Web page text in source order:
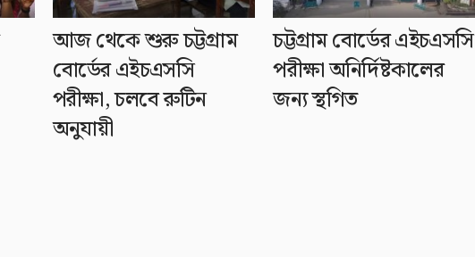
আজ থেকে শুরু চট্টগ্রাম
বোর্ডের এইচএসসি
পরীক্ষা, চলবে রুটিন
অনুযায়ী
চট্টগ্রাম বোর্ডের এইচএসসি
পরীক্ষা অনির্দিষ্টকালের
জন্য স্থগিত